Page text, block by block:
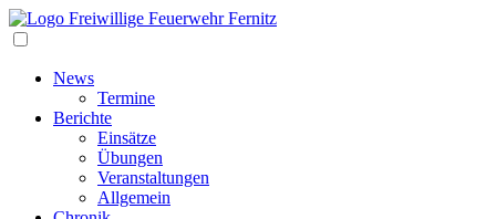
News
Termine
Berichte
Einsätze
Übungen
Veranstaltungen
Allgemein